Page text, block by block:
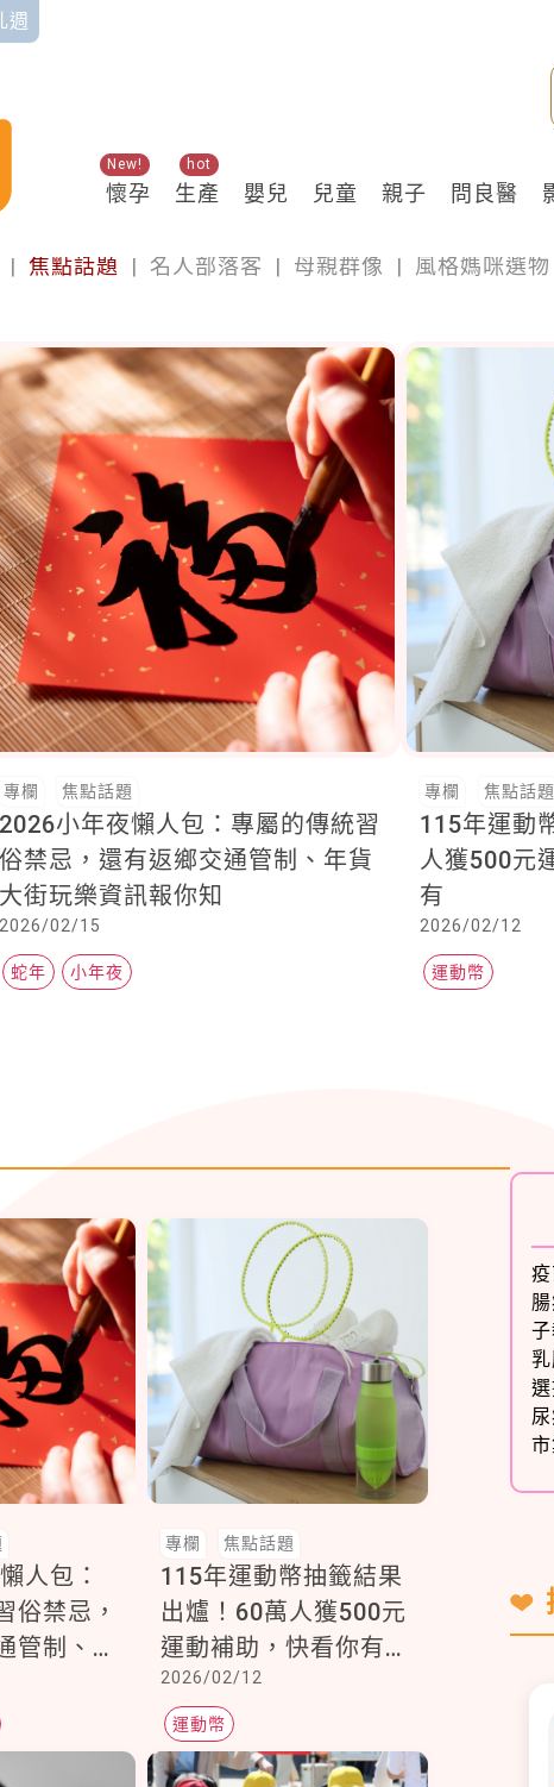
週
懷孕
New!
生產
hot
嬰兒 兒童 親子 問良醫
專欄
| 焦點話題 | 名人部落客 | 母親群像 | 風格媽咪選物
專欄 焦點話題
2026小年夜懶人包：專屬的傳統習
俗禁忌，還有返鄉交通管制、年貨
大街玩樂資訊報你知
2026/02/15
蛇年 小年夜
專欄 焦點話題
115年運動
人獲500元
有
2026/02/12
運動幣
人包：
俗禁忌，
管制、年
訊報你知
專欄 焦點話題
115年運動幣抽籤結果
出爐！60萬人獲500元
運動補助，快看你有沒
有
2026/02/12
運動幣